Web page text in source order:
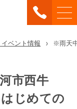
ベント情報 ※雨天
市西牛
じめての